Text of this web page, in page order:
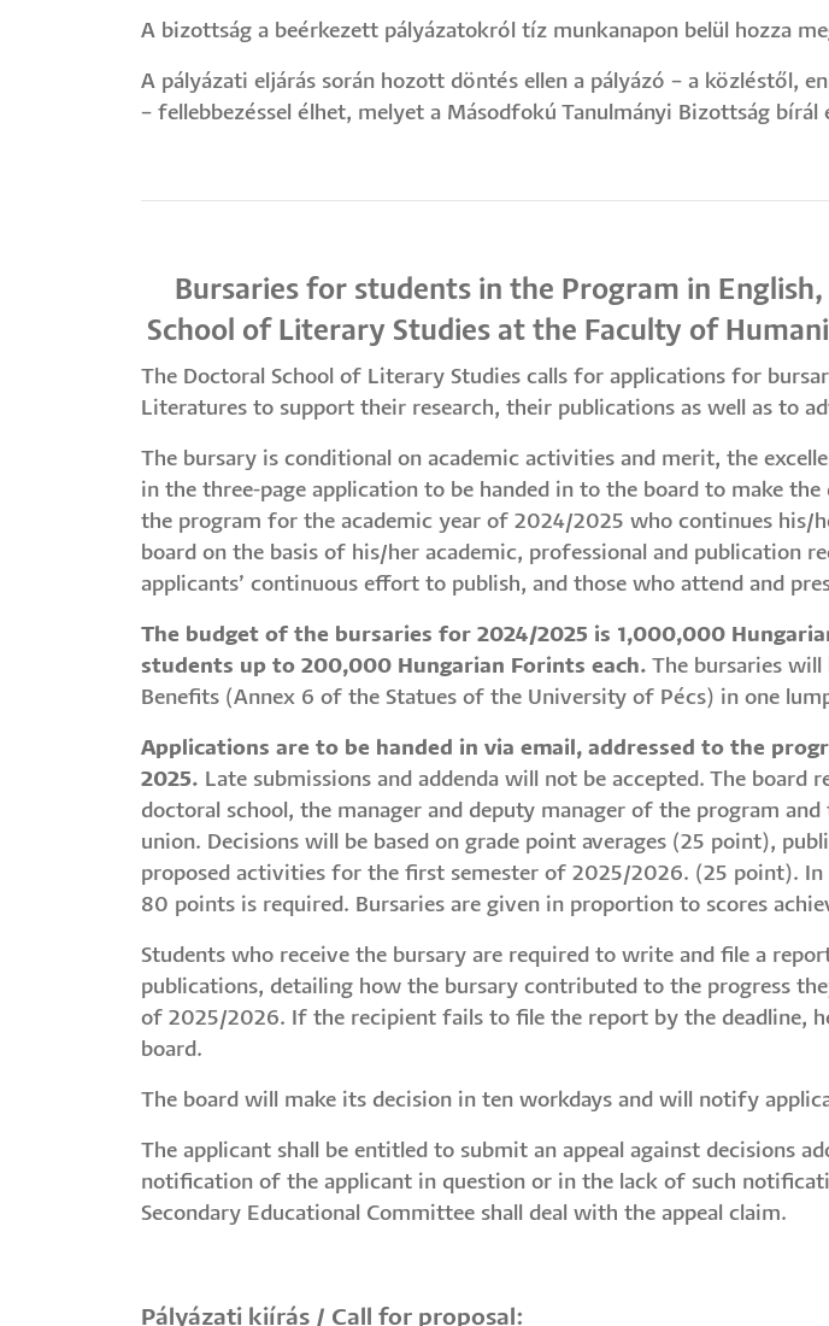
A bizottság a beérkezett pályázatokról tíz munkanapon belül hozza
A pályázati eljárás során hozott döntés ellen a pályázó – a közléstől,
– fellebbezéssel élhet, melyet a Másodfokú Tanulmányi Bizottság bírál
Bursaries for students in the Program in
School of Literary Studies at the Faculty of
The Doctoral School of Literary Studies calls for applications for
Literatures to support their research, their publications as well as to
The bursary is conditional on academic activities and merit, the
in the three-page application to be handed in to the board to make
the program for the academic year of 2024/2025 who continues
board on the basis of his/her academic, professional and publication
applicants’ continuous effort to publish, and those who attend and
The budget of the bursaries for 2024/2025 is 1,000,000
students up to 200,000 Hungarian Forints each. The bursaries
Benefits (Annex 6 of the Statues of the University of Pécs) in one
Applications are to be handed in via email, addressed to the
2025. Late submissions and addenda will not be accepted. The
doctoral school, the manager and deputy manager of the program
union. Decisions will be based on grade point averages (25 point),
proposed activities for the first semester of 2025/2026. (25 point).
80 points is required. Bursaries are given in proportion to scores
Students who receive the bursary are required to write and file a
publications, detailing how the bursary contributed to the progress
of 2025/2026. If the recipient fails to file the report by the deadline,
board.
The board will make its decision in ten workdays and will notify
The applicant shall be entitled to submit an appeal against decisions
notification of the applicant in question or in the lack of such
Secondary Educational Committee shall deal with the appeal claim.
Pályázati kiírás / Call for proposal: